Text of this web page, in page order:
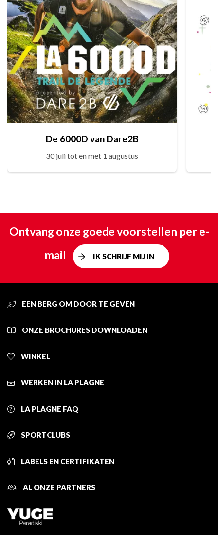
De 6000D van Dare2B
30 juli tot en met 1 augustus
Ontvang onze goede voorstellen per e-
mail
IK SCHRIJF MIJ IN
EEN BERG OM DOOR TE GEVEN
ONZE BROCHURES DOWNLOADEN
WINKEL
WERKEN IN LA PLAGNE
LA PLAGNE FAQ
SPORTCLUBS
LABELS EN CERTIFIKATEN
AL ONZE PARTNERS